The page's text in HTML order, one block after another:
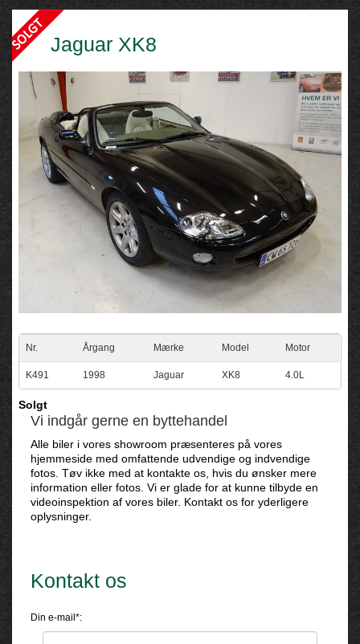
Jaguar XK8
Nr. Årgang Mærke Model Motor
K491 1998 Jaguar XK8 4.0L
Solgt
Vi indgår gerne en byttehandel
Alle biler i vores showroom præsenteres på vores
hjemmeside med omfattende udvendige og indvendige
fotos. Tøv ikke med at kontakte os, hvis du ønsker mere
information eller fotos. Vi er glade for at kunne tilbyde en
videoinspektion af vores biler. Kontakt os for yderligere
oplysninger.
Kontakt os
Din e-mail*: